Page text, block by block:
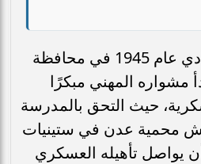
ولد عبدربه منصور هادي عام 1945 في محافظة
مشواره المهني مبكرًا
حيث التحق بالمدرسة
محمية عدن في ستينيات
يواصل تأهيله العسكري